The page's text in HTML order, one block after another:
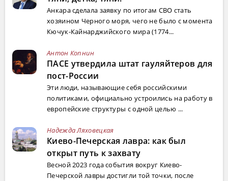
Анкара сделала заявку по итогам СВО стать
хозяином Черного моря, чего не было с момента
Кючук-Кайнарджийского мира (1774...
Антон Копнин
ПАСЕ утвердила штат гауляйтеров для
пост-России
Эти люди, называющие себя российскими
политиками, официально устроились на работу в
европейские структуры с одной целью ...
Надежда Ляховецкая
Киево-Печерская лавра: как был
открыт путь к захвату
Весной 2023 года события вокруг Киево-
Печерской лавры достигли той точки, после